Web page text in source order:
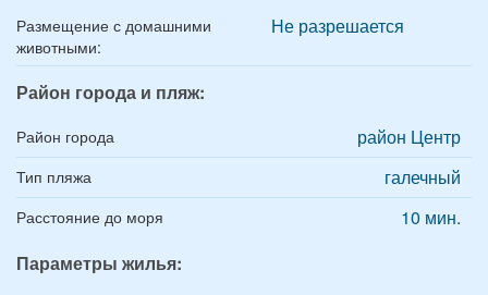
Размещение с домашними
животными:
Не разрешается
Район города и пляж:
Район города район Центр
Тип пляжа галечный
Расстояние до моря
10 мин.
Параметры жилья: